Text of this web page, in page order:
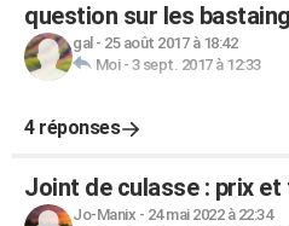
question sur les bastaing
gal - 25 août 2017 à 18:42
Moi- 3 sept. 2017 à 12:33
4 réponses
Joint de culasse : prix
Jo-Manix - 24 mai 2022 à 22:34